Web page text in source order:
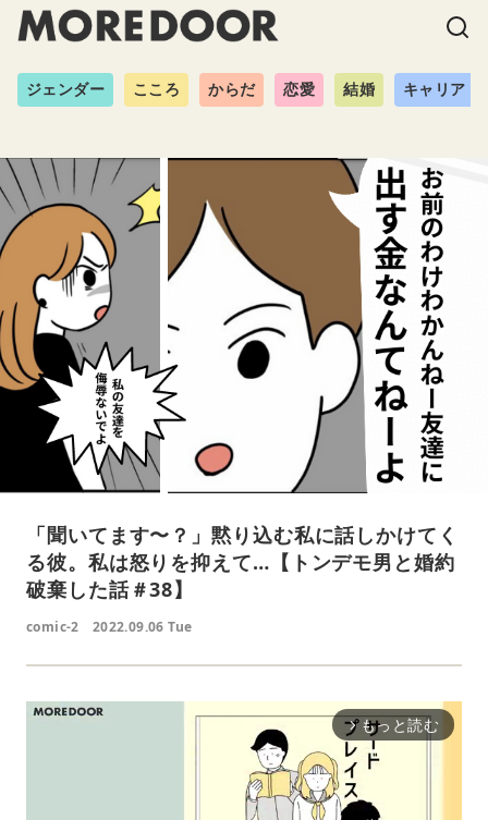
ジェンダー こころ からだ 恋愛 結婚 キャリア
「聞いてます〜？」黙り込む私に話しかけてく
る彼。私は怒りを抑えて…【トンデモ男と婚約
破棄した話＃38】
comic-2 2022.09.06 Tue
arrow_forward_ios もっと読む